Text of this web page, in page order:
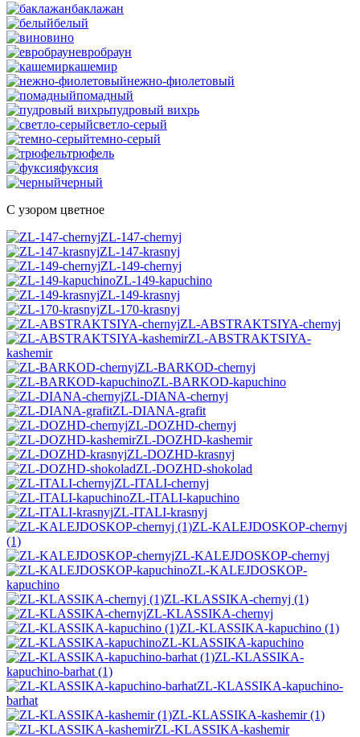
баклажан
белый
вино
евробраун
кашемир
нежно-фиолетовый
помадный
пудровый вихрь
светло-серый
темно-серый
трюфель
фуксия
черный
С узором цветное
ZL-147-chernyj
ZL-147-krasnyj
ZL-149-chernyj
ZL-149-kapuchino
ZL-149-krasnyj
ZL-170-krasnyj
ZL-ABSTRAKTSIYA-chernyj
ZL-ABSTRAKTSIYA-
kashemir
ZL-BARKOD-chernyj
ZL-BARKOD-kapuchino
ZL-DIANA-chernyj
ZL-DIANA-grafit
ZL-DOZHD-chernyj
ZL-DOZHD-kashemir
ZL-DOZHD-krasnyj
ZL-DOZHD-shokolad
ZL-ITALI-chernyj
ZL-ITALI-kapuchino
ZL-ITALI-krasnyj
ZL-KALEJDOSKOP-chernyj
(1)
ZL-KALEJDOSKOP-chernyj
ZL-KALEJDOSKOP-
kapuchino
ZL-KLASSIKA-chernyj (1)
ZL-KLASSIKA-chernyj
ZL-KLASSIKA-kapuchino (1)
ZL-KLASSIKA-kapuchino
ZL-KLASSIKA-
kapuchino-barhat (1)
ZL-KLASSIKA-kapuchino-
barhat
ZL-KLASSIKA-kashemir (1)
ZL-KLASSIKA-kashemir